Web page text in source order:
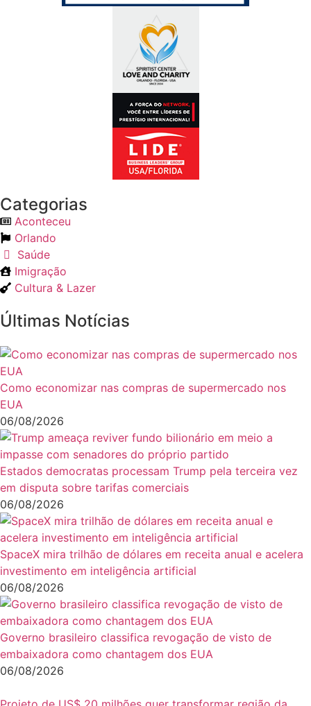
Categorias
Aconteceu
Orlando
Saúde
Imigração
Cultura & Lazer
Últimas Notícias
Como economizar nas compras de supermercado nos
EUA
06/08/2026
Estados democratas processam Trump pela terceira vez
em disputa sobre tarifas comerciais
06/08/2026
SpaceX mira trilhão de dólares em receita anual e acelera
investimento em inteligência artificial
06/08/2026
Governo brasileiro classifica revogação de visto de
embaixadora como chantagem dos EUA
06/08/2026